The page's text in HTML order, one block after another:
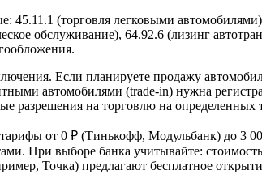
(торговля легковыми
обслуживание), 64.92.6 (лизинг
Если планируете продажу
автомобилями (trade-in) нужна
разрешения на торговлю на определенных
от 0 ₽ (Тинькофф, Модульбанк) до 3
При выборе банка учитывайте:
Точка) предлагают бесплатное